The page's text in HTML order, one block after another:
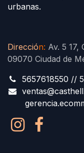
urbanas.
Dirección: Av. 5 17,
09070 Ciudad de
5657618550 //